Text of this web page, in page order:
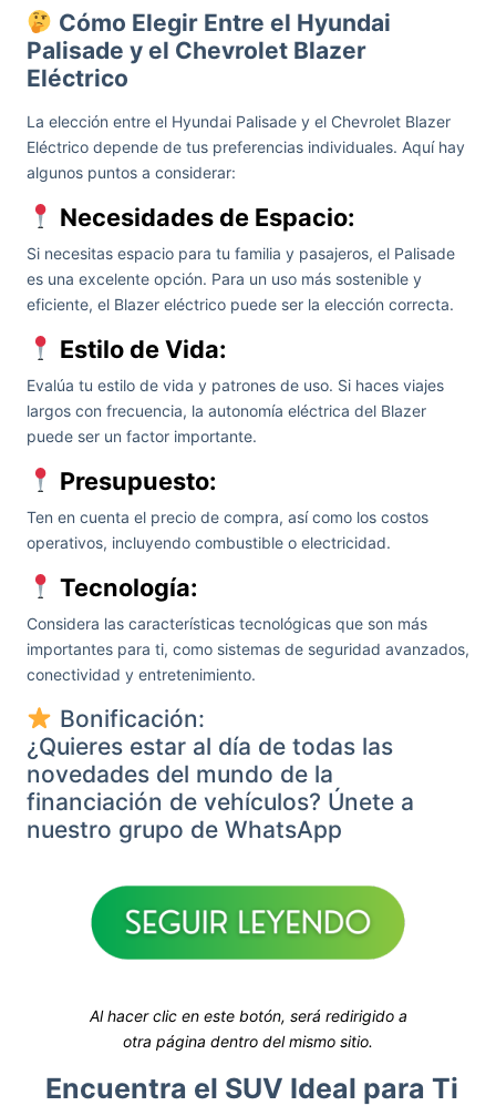
Cómo Elegir Entre el Hyundai
Palisade y el Chevrolet Blazer
Eléctrico
La elección entre el Hyundai Palisade y el Chevrolet Blazer
Eléctrico depende de tus preferencias individuales. Aquí hay
algunos puntos a considerar:
Necesidades de Espacio:
Si necesitas espacio para tu familia y pasajeros, el Palisade
es una excelente opción. Para un uso más sostenible y
eficiente, el Blazer eléctrico puede ser la elección correcta.
Estilo de Vida:
Evalúa tu estilo de vida y patrones de uso. Si haces viajes
largos con frecuencia, la autonomía eléctrica del Blazer
puede ser un factor importante.
Presupuesto:
Ten en cuenta el precio de compra, así como los costos
operativos, incluyendo combustible o electricidad.
Tecnología:
Considera las características tecnológicas que son más
importantes para ti, como sistemas de seguridad avanzados,
conectividad y entretenimiento.
Bonificación:
¿Quieres estar al día de todas las
novedades del mundo de la
financiación de vehículos? Únete a
nuestro grupo de WhatsApp
Al hacer clic en este botón, será redirigido a
otra página dentro del mismo sitio.
Encuentra el SUV Ideal para Ti